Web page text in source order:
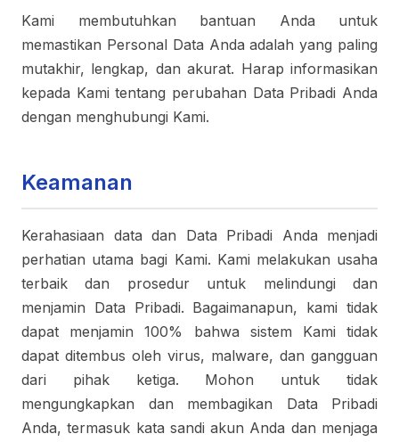
Kami membutuhkan bantuan Anda untuk
memastikan Personal Data Anda adalah yang paling
mutakhir, lengkap, dan akurat. Harap informasikan
kepada Kami tentang perubahan Data Pribadi Anda
dengan menghubungi Kami.
Keamanan
Kerahasiaan data dan Data Pribadi Anda menjadi
perhatian utama bagi Kami. Kami melakukan usaha
terbaik dan prosedur untuk melindungi dan
menjamin Data Pribadi. Bagaimanapun, kami tidak
dapat menjamin 100% bahwa sistem Kami tidak
dapat ditembus oleh virus, malware, dan gangguan
dari pihak ketiga. Mohon untuk tidak
mengungkapkan dan membagikan Data Pribadi
Anda, termasuk kata sandi akun Anda dan menjaga